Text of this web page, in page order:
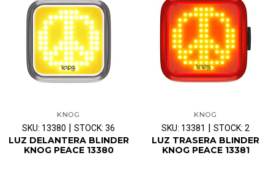
KNOG
SKU: 13380 | STOCK: 36
LUZ DELANTERA BLINDER
KNOG PEACE 13380
KNOG
SKU: 13381 | STOCK: 2
LUZ TRASERA BLINDER
KNOG PEACE 13381